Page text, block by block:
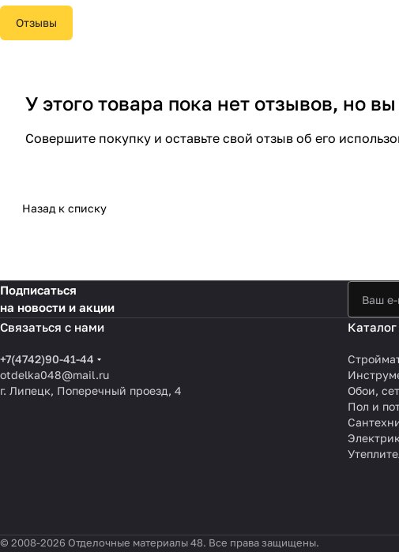
Отзывы
У этого товара пока нет отзывов, но
Совершите покупку и оставьте свой отзыв об его
Назад к списку
Подписаться
на новости и акции
Связаться с нами
+7(4742)90-41-44
otdelka048@mail.ru
г. Липецк, Поперечный проезд, 4
Обои,
Пол и
© 2008-2026 Отделочные материалы 48. Все права защищены.